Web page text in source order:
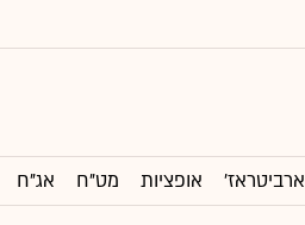
ארביטראז' אופציות מט"ח אג"ח